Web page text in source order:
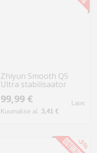
Zhiyun Smooth Q5
Ultra stabilisaator
99,99 €
Kuumakse al. 3,41 €
Laos
-3%